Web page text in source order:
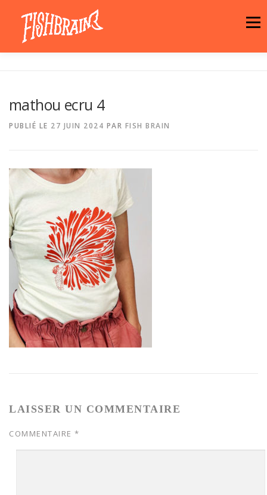
contenu
Menu
LA BOUTIQUE
mathou ecru 4
PUBLIÉ LE 27 JUIN 2024 PAR FISH BRAIN
LAISSER UN COMMENTAIRE
COMMENTAIRE *